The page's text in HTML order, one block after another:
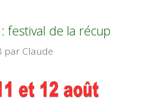
festival de la récup
par Claude